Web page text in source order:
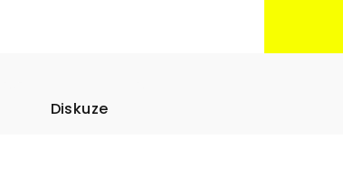
Diskuze